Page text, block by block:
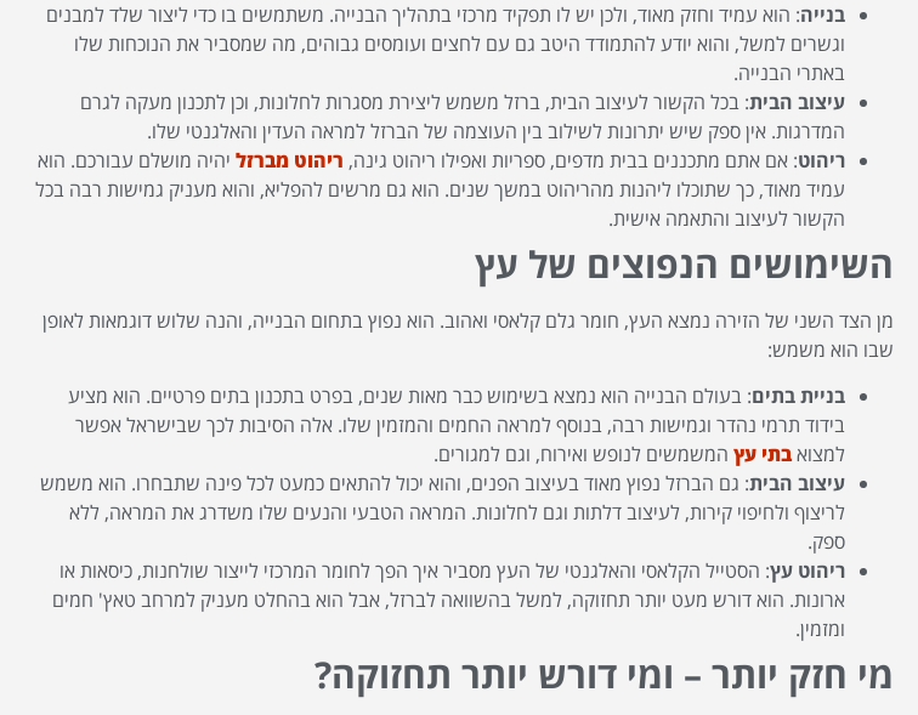
בנייה: הוא עמיד וחזק מאוד, ולכן יש לו תפקיד מרכזי בתהליך הבנייה. משתמשים בו כדי ליצור שלד למבנים
וגשרים למשל, והוא יודע להתמודד היטב גם עם לחצים ועומסים גבוהים, מה שמסביר את הנוכחות שלו
באתרי הבנייה.
עיצוב הבית: בכל הקשור לעיצוב הבית, ברזל משמש ליצירת מסגרות לחלונות, וכן לתכנון מעקה לגרם
המדרגות. אין ספק שיש יתרונות לשילוב בין העוצמה של הברזל למראה העדין והאלגנטי שלו.
ריהוט: אם אתם מתכננים בבית מדפים, ספריות ואפילו ריהוט גינה, ריהוט מברזל יהיה מושלם עבורכם. הוא
עמיד מאוד, כך שתוכלו ליהנות מהריהוט במשך שנים. הוא גם מרשים להפליא, והוא מעניק גמישות רבה בכל
הקשור לעיצוב והתאמה אישית.
השימושים הנפוצים של עץ
מן הצד השני של הזירה נמצא העץ, חומר גלם קלאסי ואהוב. הוא נפוץ בתחום הבנייה, והנה שלוש דוגמאות לאופן
שבו הוא משמש:
בניית בתים: בעולם הבנייה הוא נמצא בשימוש כבר מאות שנים, בפרט בתכנון בתים פרטיים. הוא מציע
בידוד תרמי נהדר וגמישות רבה, בנוסף למראה החמים והמזמין שלו. אלה הסיבות לכך שבישראל אפשר
למצואבתי עץ המשמשים לנופש ואירוח, וגם למגורים.
עיצוב הבית: גם הברזל נפוץ מאוד בעיצוב הפנים, והוא יכול להתאים כמעט לכל פינה שתבחרו. הוא משמש
לריצוף ולחיפוי קירות, לעיצוב דלתות וגם לחלונות. המראה הטבעי והנעים שלו משדרג את המראה, ללא
ספק.
ריהוט עץ: הסטייל הקלאסי והאלגנטי של העץ מסביר איך הפך לחומר המרכזי לייצור שולחנות, כיסאות או
ארונות. הוא דורש מעט יותר תחזוקה, למשל בהשוואה לברזל, אבל הוא בהחלט מעניק למרחב טאץ' חמים
ומזמין.
מי חזק יותר – ומי דורש יותר תחזוקה?